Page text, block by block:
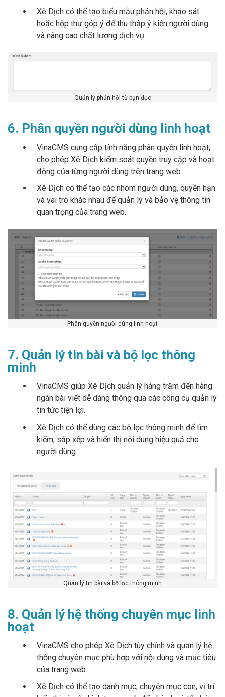
Xê Dịch có thể tạo biểu mẫu phản hồi, khảo sát
hoặc hộp thư góp ý để thu thập ý kiến người dùng
và nâng cao chất lượng dịch vụ.
Quản lý phản hồi từ bạn đọc
6. Phân quyền người dùng linh hoạt
VinaCMS cung cấp tính năng phân quyền linh hoạt,
cho phép Xê Dịch kiểm soát quyền truy cập và hoạt
động của từng người dùng trên trang web.
Xê Dịch có thể tạo các nhóm người dùng, quyền hạn
và vai trò khác nhau để quản lý và bảo vệ thông tin
quan trọng của trang web.
Phân quyền người dùng linh hoạt
7. Quản lý tin bài và bộ lọc thông
minh
VinaCMS giúp Xê Dịch quản lý hàng trăm đến hàng
ngàn bài viết dễ dàng thông qua các công cụ quản lý
tin tức tiện lợi.
Xê Dịch có thể dùng các bộ lọc thông minh để tìm
kiếm, sắp xếp và hiển thị nội dung hiệu quả cho
người dùng.
Quản lý tin bài và bộ lọc thông minh
8. Quản lý hệ thống chuyên mục linh
hoạt
VinaCMS cho phép Xê Dịch tùy chỉnh và quản lý hệ
thống chuyên mục phù hợp với nội dung và mục tiêu
của trang web.
Xê Dịch có thể tạo danh mục, chuyên mục con, vị trí